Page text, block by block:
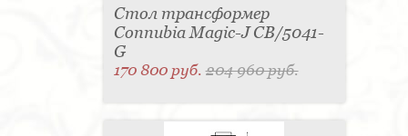
Стол трансформер
Connubia Magic-J CB/5041-
G
170 800 руб.204 960 руб.